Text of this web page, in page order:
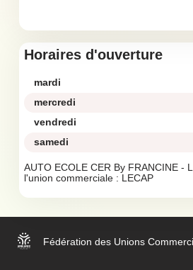
Horaires d'ouverture
mardi
mercredi
vendredi
samedi
AUTO ECOLE CER By FRANCINE -
l'union commerciale : LECAP
Fédération des Unions